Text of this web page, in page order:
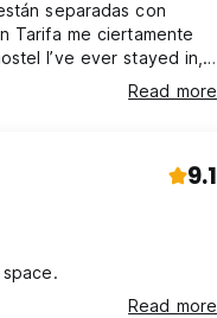
separadas con
Tarifa me ciertamente
area) ! The beds are
lights and
Read more
9.1
Read more